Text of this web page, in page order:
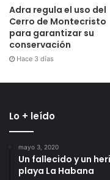
Adra regula el uso del
Cerro de Montecristo
para garantizar su
conservación
Hace 3 días
Lo + leído
mayo 3, 2020
Un fallecido y un
playa La Habana